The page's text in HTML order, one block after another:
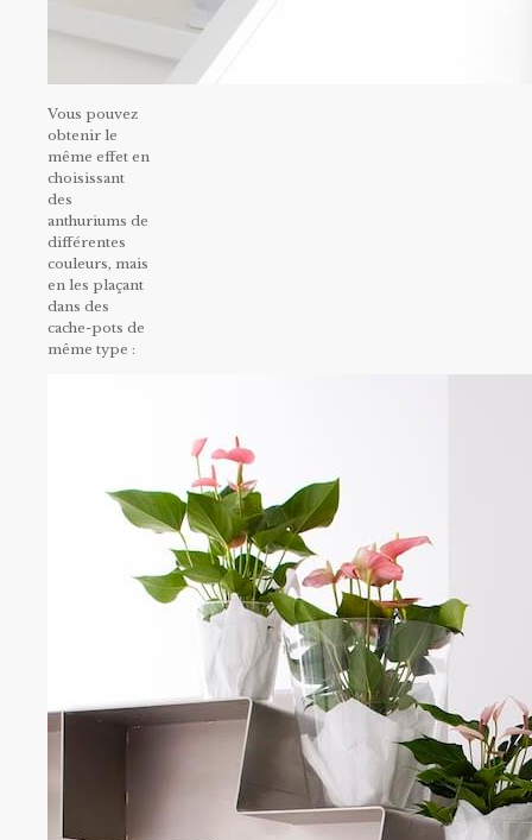
Vous pouvez
obtenir le
même effet en
choisissant
des
anthuriums de
différentes
couleurs, mais
en les plaçant
dans des
cache-pots de
même type :